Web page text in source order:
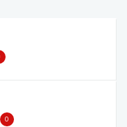
0